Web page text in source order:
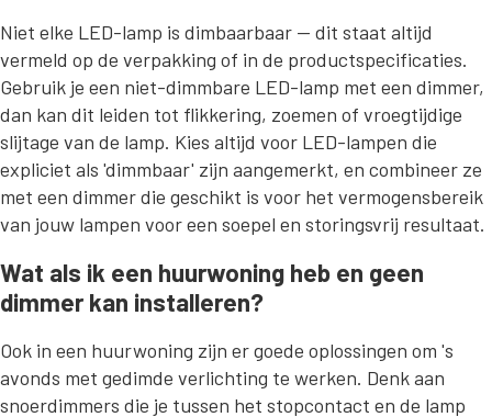
Niet elke LED-lamp is dimbaarbaar — dit staat altijd
vermeld op de verpakking of in de productspecificaties.
Gebruik je een niet-dimmbare LED-lamp met een dimmer,
dan kan dit leiden tot flikkering, zoemen of vroegtijdige
slijtage van de lamp. Kies altijd voor LED-lampen die
expliciet als 'dimmbaar' zijn aangemerkt, en combineer ze
met een dimmer die geschikt is voor het vermogensbereik
van jouw lampen voor een soepel en storingsvrij resultaat.
Wat als ik een huurwoning heb en geen
dimmer kan installeren?
Ook in een huurwoning zijn er goede oplossingen om 's
avonds met gedimde verlichting te werken. Denk aan
snoerdimmers die je tussen het stopcontact en de lamp